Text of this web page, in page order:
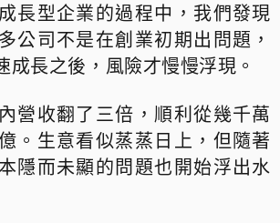
長型企業的過程中，我們發現
公司不是在創業初期出問題，
成長之後，風險才慢慢浮現。
營收翻了三倍，順利從幾千萬
。生意看似蒸蒸日上，但隨著
隱而未顯的問題也開始浮出水